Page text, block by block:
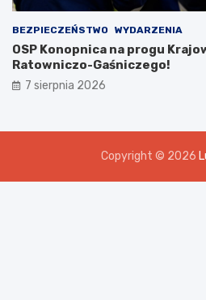
BEZPIECZEŃSTWO WYDARZENIA
OSP Konopnica na progu
Ratowniczo-Gaśniczego!
7 sierpnia 2026
Copyright © 2026